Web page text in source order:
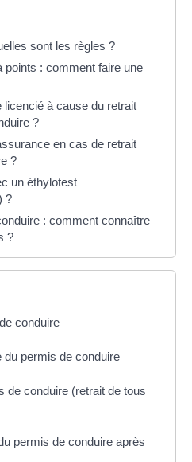
sont les règles ?
points : comment faire une
licencié à cause du retrait
?
en cas de retrait
?
un éthylotest
?
: comment connaître
?
conduire
du permis de conduire
de conduire (retrait de tous
permis de conduire après